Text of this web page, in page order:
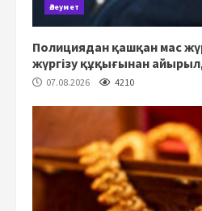
Әлеумет
Полициядан қашқан мас
жүргізу құқығынан
07.08.2026 4210